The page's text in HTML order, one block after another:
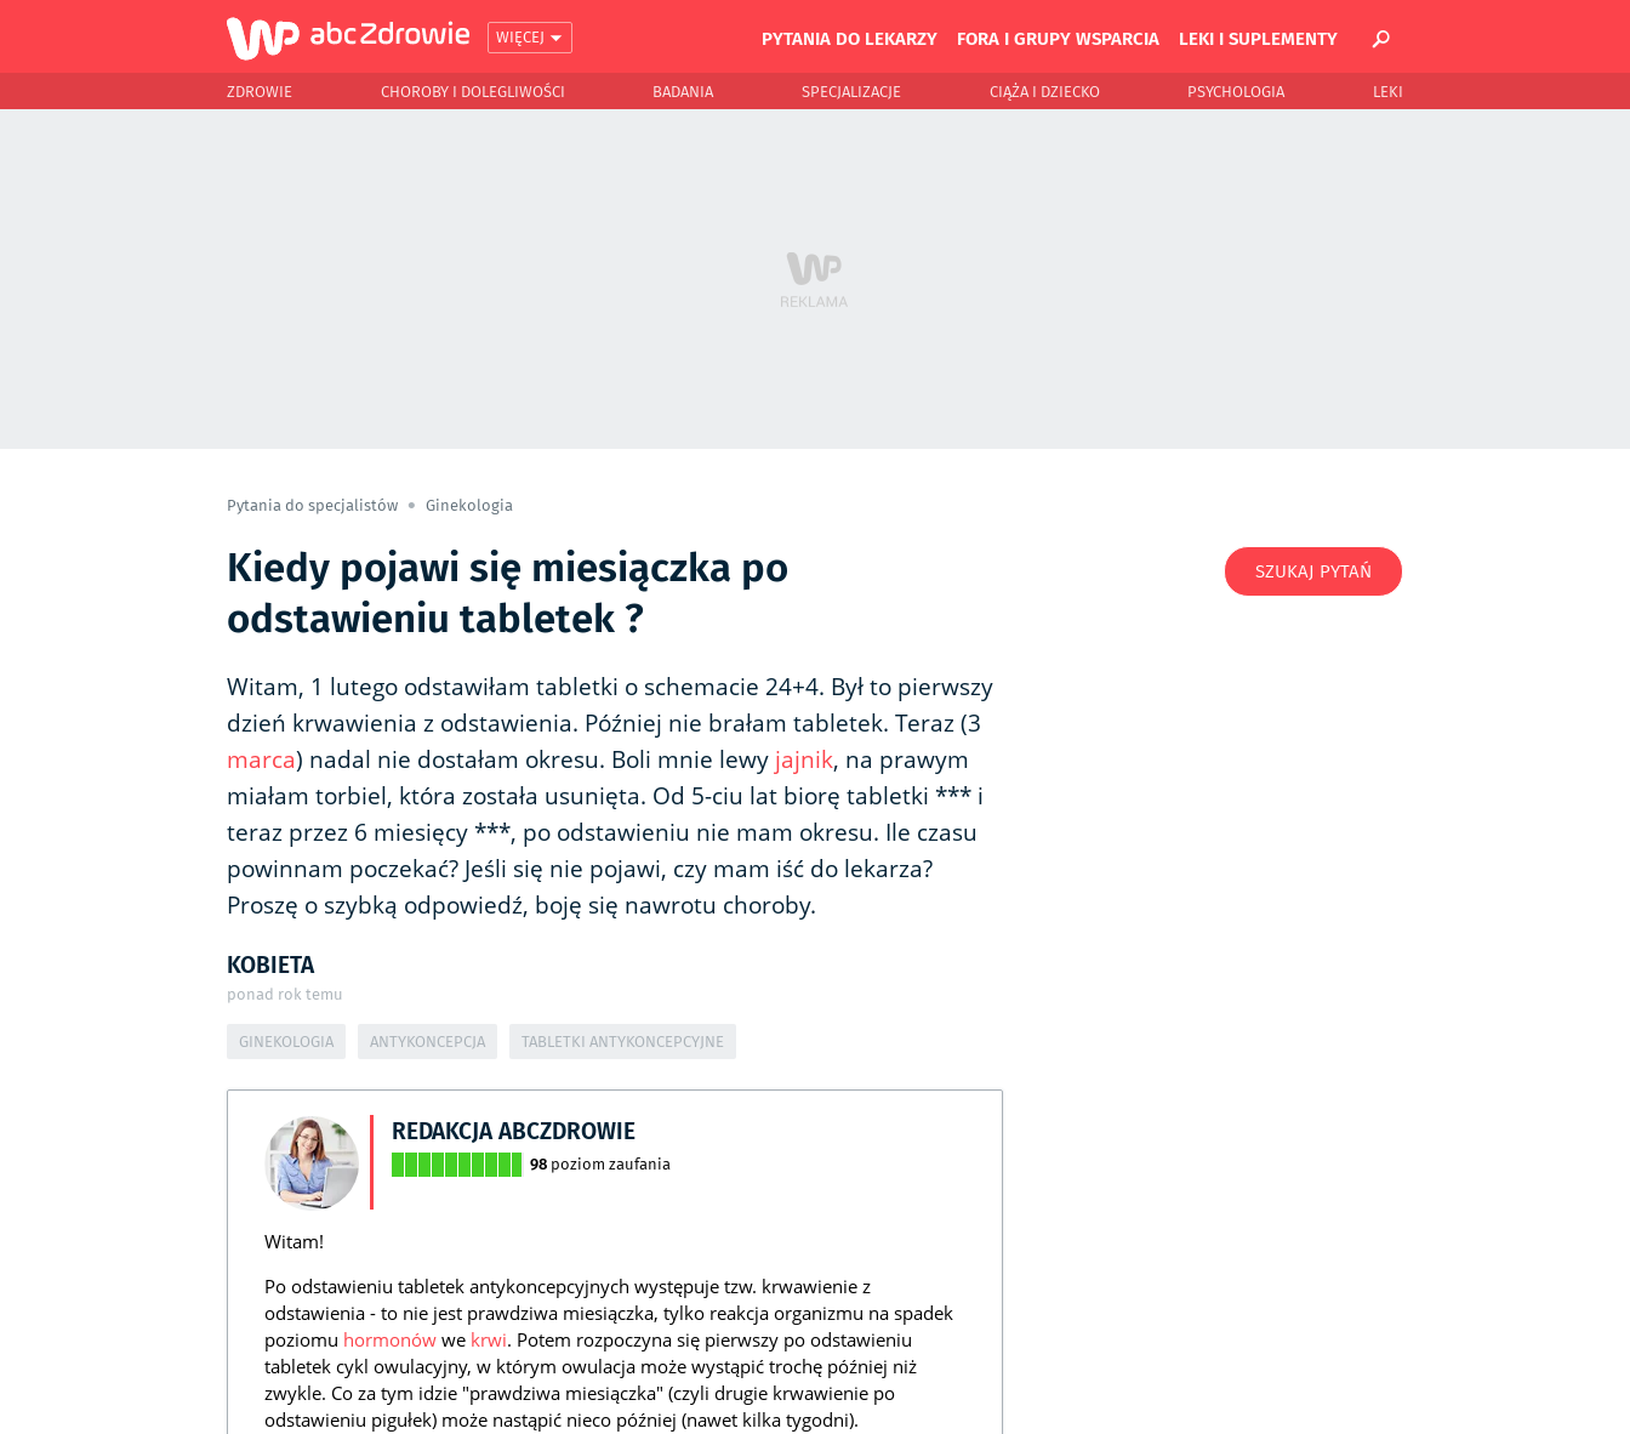
WIĘCEJ PYTANIA DO LEKARZY FORA I GRUPY WSPARCIA LEKI I SUPLEMENTY
ZDROWIE CHOROBY I DOLEGLIWOŚCI BADANIA SPECJALIZACJE CIĄŻA I DZIECKO PSYCHOLOGIA LEKI
Pytania do specjalistów Ginekologia
Kiedy pojawi się miesiączka po
odstawieniu tabletek ?
Witam, 1 lutego odstawiłam tabletki o schemacie 24+4. Był to pierwszy
dzień krwawienia z odstawienia. Później nie brałam tabletek. Teraz (3
marca) nadal nie dostałam okresu. Boli mnie lewy jajnik, na prawym
miałam torbiel, która została usunięta. Od 5-ciu lat biorę tabletki *** i
teraz przez 6 miesięcy ***, po odstawieniu nie mam okresu. Ile czasu
powinnam poczekać? Jeśli się nie pojawi, czy mam iść do lekarza?
Proszę o szybką odpowiedź, boję się nawrotu choroby.
KOBIETA
ponad rok temu
GINEKOLOGIA ANTYKONCEPCJA TABLETKI ANTYKONCEPCYJNE
REDAKCJA ABCZDROWIE
98 poziom zaufania
Witam!
Po odstawieniu tabletek antykoncepcyjnych występuje tzw. krwawienie z
odstawienia - to nie jest prawdziwa miesiączka, tylko reakcja organizmu na spadek
poziomu hormonów we krwi. Potem rozpoczyna się pierwszy po odstawieniu
tabletek cykl owulacyjny, w którym owulacja może wystąpić trochę później niż
zwykle. Co za tym idzie "prawdziwa miesiączka" (czyli drugie krwawienie po
odstawieniu pigułek) może nastąpić nieco później (nawet kilka tygodni).
SZUKAJ PYTAŃ